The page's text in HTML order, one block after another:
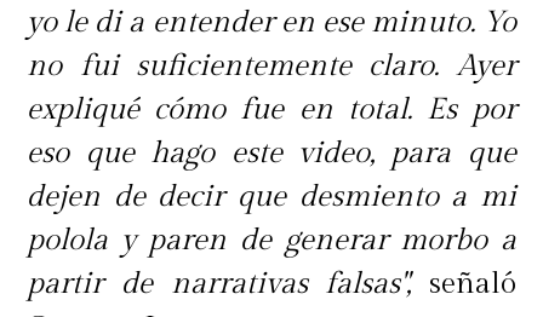
riesgo de un shock séptico. El riesgo
más grave del shock séptico puede
ser la muerte",advirtió.
Por ahora, Kathy Orellana continúa
internada en el Hospital Regional
de Rancagua, recuperándose
yo le di a entender en ese minuto. Yo
no fui suficientemente claro. Ayer
expliqué cómo fue en total. Es por
eso que hago este video, para que
dejen de decir que desmiento a mi
polola y paren de generar morbo a
partir de narrativas falsas",señaló